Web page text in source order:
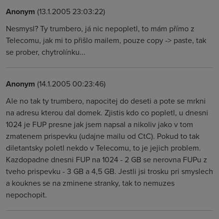
Anonym (13.1.2005 23:03:22)
Nesmysl? Ty trumbero, já nic nepopletl, to mám přímo z
Telecomu, jak mi to přišlo mailem, pouze copy -> paste, tak
se prober, chytrolínku...
Anonym (14.1.2005 00:23:46)
Ale no tak ty trumbero, napocitej do deseti a pote se mrkni
na adresu kterou dal domek. Zjistis kdo co popletl, u dnesni
1024 je FUP presne jak jsem napsal a nikoliv jako v tom
zmatenem prispevku (udajne mailu od CtC). Pokud to tak
diletantsky poletl nekdo v Telecomu, to je jejich problem.
Kazdopadne dnesni FUP na 1024 - 2 GB se nerovna FUPu z
tveho prispevku - 3 GB a 4,5 GB. Jestli jsi trosku pri smyslech
a kouknes se na zminene stranky, tak to nemuzes
nepochopit.